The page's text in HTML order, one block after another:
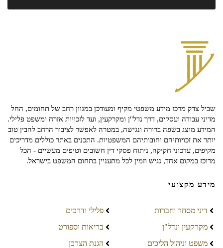
שביל צדק מרכז מידע משפטי מקיף ומעודכן במגוון רחב של תחומים, החל
מדיני עבודה ועסקים, דרך נדל"ן ומקרקעין, ועד לזכויות אזרח ומשפט פלילי.
המידע מוצג בשפה ברורה ונגישה, במטרה לאפשר לציבור הרחב להבין טוב
יותר את זכויותיהם וחובותיהם המשפטיות. התכנים באתר כוללים מדריכים
מקיפים, עדכוני חקיקה, ניתוח פסקי דין חשובים וטיפים מעשיים - הכל
מרוכז במקום אחד, נגיש וזמין לכל מתעניין בתחום המשפט בישראל.
מידע מקצועי
דיני מסחר וחברות
מקרקעין ונדל"ן
משפט וניהול הליכים
פלילי ודרכים
בריאות וספורט
הגנת הצרכן